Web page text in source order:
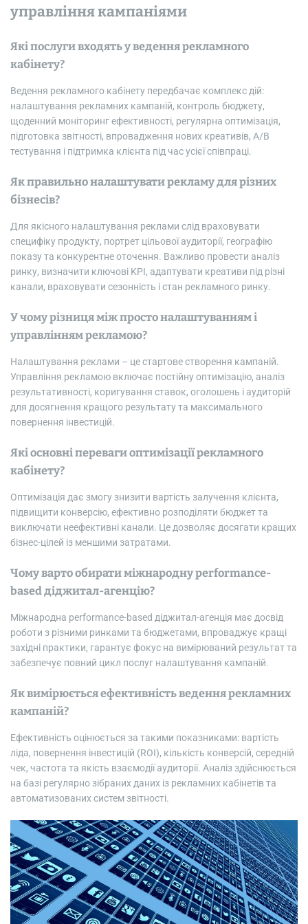
управління кампаніями
Які послуги входять у ведення рекламного
кабінету?
Ведення рекламного кабінету передбачає комплекс дій:
налаштування рекламних кампаній, контроль бюджету,
щоденний моніторинг ефективності, регулярна оптимізація,
підготовка звітності, впровадження нових креативів, A/B
тестування і підтримка клієнта під час усієї співпраці.
Як правильно налаштувати рекламу для різних
бізнесів?
Для якісного налаштування реклами слід враховувати
специфіку продукту, портрет цільової аудиторії, географію
показу та конкурентне оточення. Важливо провести аналіз
ринку, визначити ключові KPI, адаптувати креативи під різні
канали, враховувати сезонність і стан рекламного ринку.
У чому різниця між просто налаштуванням і
управлінням рекламою?
Налаштування реклами – це стартове створення кампаній.
Управління рекламою включає постійну оптимізацію, аналіз
результативності, коригування ставок, оголошень і аудиторій
для досягнення кращого результату та максимального
повернення інвестицій.
Які основні переваги оптимізації рекламного
кабінету?
Оптимізація дає змогу знизити вартість залучення клієнта,
підвищити конверсію, ефективно розподіляти бюджет та
виключати неефективні канали. Це дозволяє досягати кращих
бізнес-цілей із меншими затратами.
Чому варто обирати міжнародну performance-
based діджитал-агенцію?
Міжнародна performance-based діджитал-агенція має досвід
роботи з різними ринками та бюджетами, впроваджує кращі
західні практики, гарантує фокус на вимірюваний результат та
забезпечує повний цикл послуг налаштування кампаній.
Як вимірюється ефективність ведення рекламних
кампаній?
Ефективність оцінюється за такими показниками: вартість
ліда, повернення інвестицій (ROI), кількість конверсій, середній
чек, частота та якість взаємодії аудиторії. Аналіз здійснюється
на базі регулярно зібраних даних із рекламних кабінетів та
автоматизованих систем звітності.